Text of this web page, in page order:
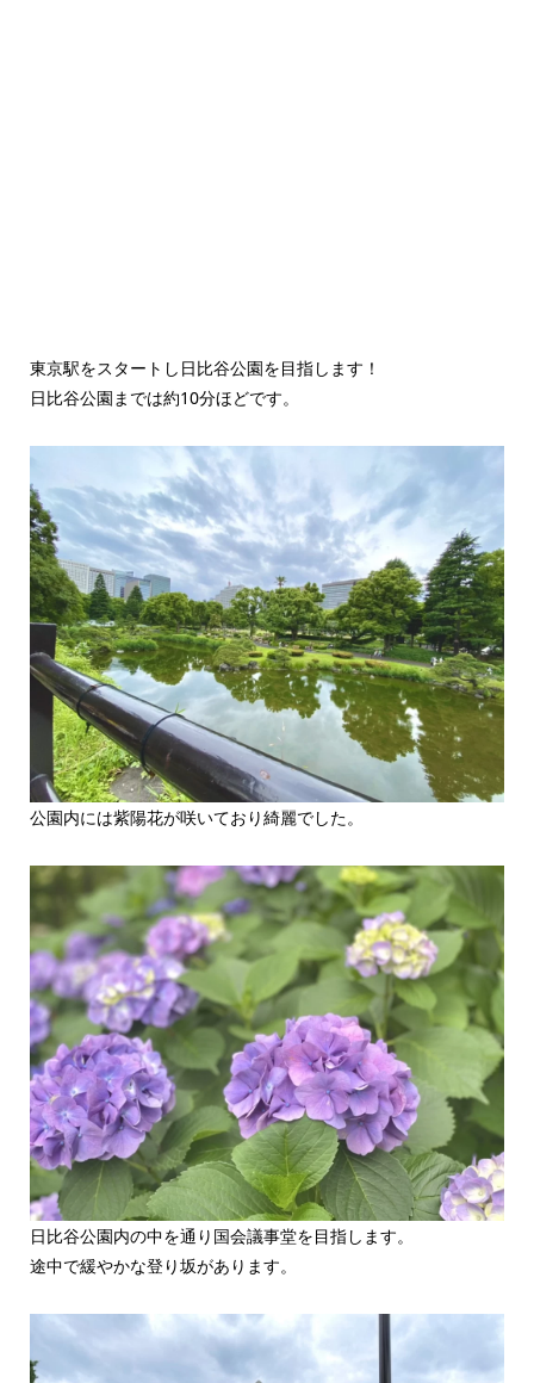
東京駅をスタートし日比谷公園を目指します！
日比谷公園までは約10分ほどです。
公園内には紫陽花が咲いており綺麗でした。
日比谷公園内の中を通り国会議事堂を目指します。
途中で緩やかな登り坂があります。